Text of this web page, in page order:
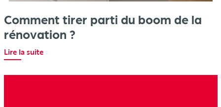
Comment tirer parti du boom de la
rénovation ?
Lire la suite